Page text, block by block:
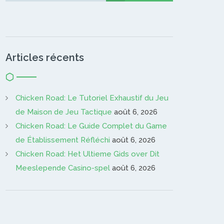
Articles récents
Chicken Road: Le Tutoriel Exhaustif du Jeu
de Maison de Jeu Tactique août 6, 2026
Chicken Road: Le Guide Complet du Game
de Établissement Réfléchi août 6, 2026
Chicken Road: Het Ultieme Gids over Dit
Meeslepende Casino-spel août 6, 2026